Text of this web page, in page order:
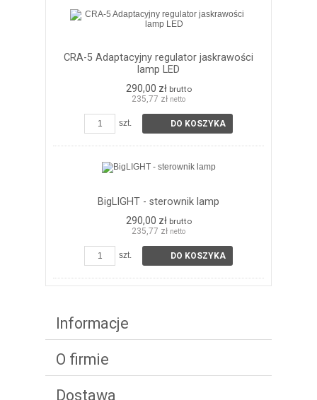
CRA-5 Adaptacyjny regulator jaskrawości
lamp LED
290,00 zł brutto
235,77 zł netto
szt. DO KOSZYKA
BigLIGHT - sterownik lamp
290,00 zł brutto
235,77 zł netto
szt. DO KOSZYKA
Informacje
O firmie
Dostawa